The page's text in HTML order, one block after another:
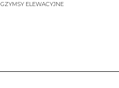
GZYMSY ELEWACYJNE